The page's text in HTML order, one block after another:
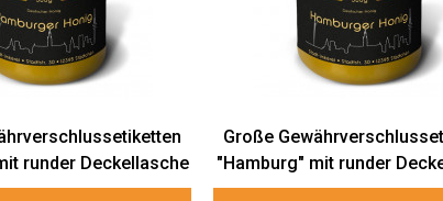
runder Deckellasche
Große
"Hamburg" mit runder